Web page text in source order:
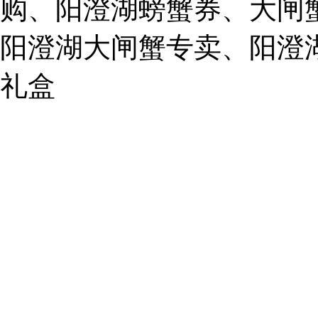
859749344@qq.com
1019225591
购、阳澄湖螃蟹券、大
阳澄湖大闸蟹专卖、阳
礼盒